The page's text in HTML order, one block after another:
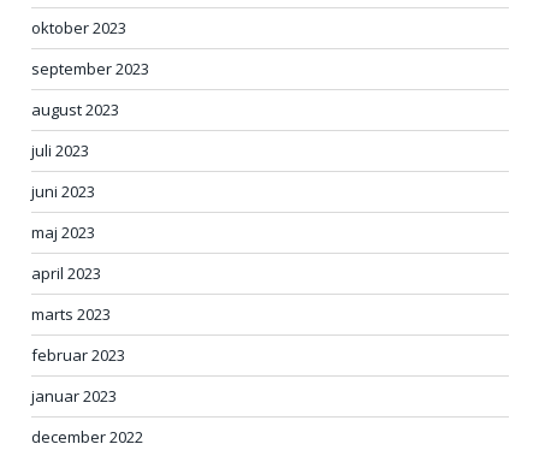
oktober 2023
september 2023
august 2023
juli 2023
juni 2023
maj 2023
april 2023
marts 2023
februar 2023
januar 2023
december 2022